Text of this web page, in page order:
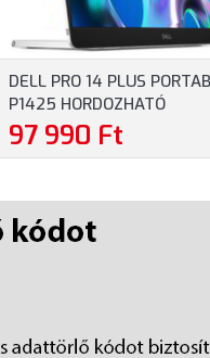
DELL PRO 14 PLUS
P1425 HORDOZHATÓ
MONITOR (210-BQTB) -
WUXGA (1920X1200), IPS,
USB-C, 3 ÉV GARANCIA,
SZÜRKE SZÍNBEN
97 990 Ft